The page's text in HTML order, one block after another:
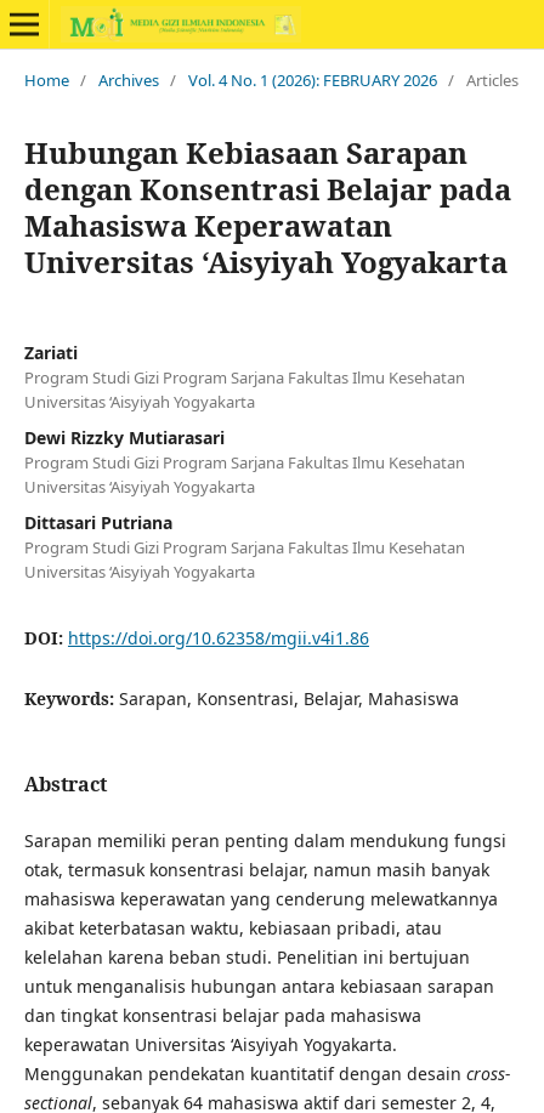
Home / Archives / Vol. 4 No. 1 (2026): FEBRUARY 2026 / Articles
Hubungan Kebiasaan Sarapan
dengan Konsentrasi Belajar pada
Mahasiswa Keperawatan
Universitas ‘Aisyiyah Yogyakarta
Zariati
Program Studi Gizi Program Sarjana Fakultas Ilmu Kesehatan
Universitas ‘Aisyiyah Yogyakarta
Dewi Rizzky Mutiarasari
Program Studi Gizi Program Sarjana Fakultas Ilmu Kesehatan
Universitas ‘Aisyiyah Yogyakarta
Dittasari Putriana
Program Studi Gizi Program Sarjana Fakultas Ilmu Kesehatan
Universitas ‘Aisyiyah Yogyakarta
DOI: https://doi.org/10.62358/mgii.v4i1.86
Keywords: Sarapan, Konsentrasi, Belajar, Mahasiswa
Abstract
Sarapan memiliki peran penting dalam mendukung fungsi
otak, termasuk konsentrasi belajar, namun masih banyak
mahasiswa keperawatan yang cenderung melewatkannya
akibat keterbatasan waktu, kebiasaan pribadi, atau
kelelahan karena beban studi. Penelitian ini bertujuan
untuk menganalisis hubungan antara kebiasaan sarapan
dan tingkat konsentrasi belajar pada mahasiswa
keperawatan Universitas ‘Aisyiyah Yogyakarta.
Menggunakan pendekatan kuantitatif dengan desain cross-
sectional, sebanyak 64 mahasiswa aktif dari semester 2, 4,